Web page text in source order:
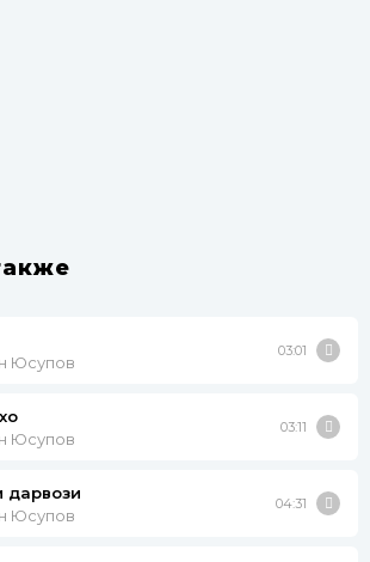
Юсупов
03:01
Юсупов
03:11
дарвози
Юсупов
04:31